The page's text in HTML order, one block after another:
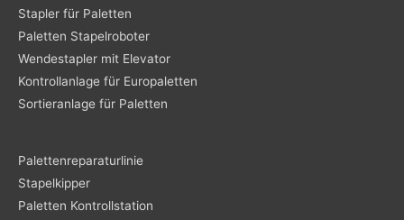
Stapler für Paletten
Paletten Stapelroboter
Wendestapler mit Elevator
Kontrollanlage für Europaletten
Sortieranlage für Paletten
Palettenreparaturlinie
Stapelkipper
Paletten Kontrollstation